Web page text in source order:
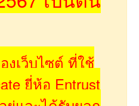
งเว็บไซต์ ที่ใช้
ยี่ห้อ Entrust